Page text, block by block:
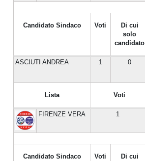
Candidato Sindaco Voti
Di cui
solo
candidato
ASCIUTI ANDREA 1 0
Lista Voti
FIRENZE VERA 1
Candidato Sindaco Voti
Di cui